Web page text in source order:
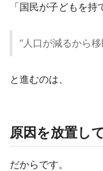
「国民が子どもを持
“人口が減るから
と進むのは、
原因を放置し
だからです。